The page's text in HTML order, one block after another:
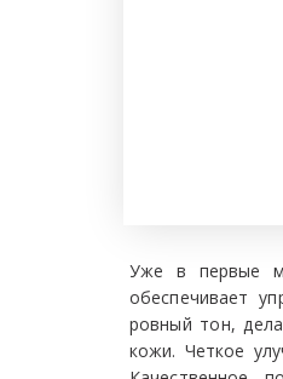
Уже в первые
обеспечивает
ровный тон,
кожи. Четкое